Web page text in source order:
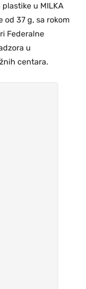
u MILKA
od 37 g, sa rokom
Federalne
u
centara.